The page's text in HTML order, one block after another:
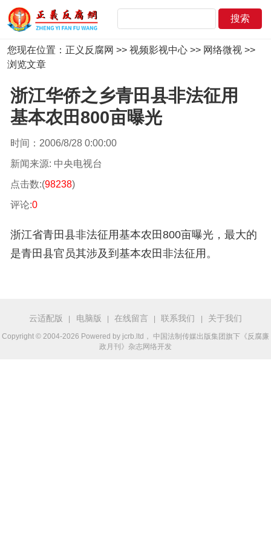
您现在位置： 正义反腐网 >> 视频影视中心>> 网络微视>>
浏览文章
浙江华侨之乡青田县非法征用
基本农田800亩曝光
时间：2006/8/28 0:00:00
新闻来源: 中央电视台
点击数:(98238)
评论:0
浙江省青田县非法征用基本农田800亩曝光，最大的
是青田县官员其涉及到基本农田非法征用。
云适配版 电脑版 在线留言 联系我们 关于我们
Copyright © 2004-2026 Powered by jcrb.ltd， 中国法制传媒出版集团旗下《反腐廉
政月刊》杂志网络开发